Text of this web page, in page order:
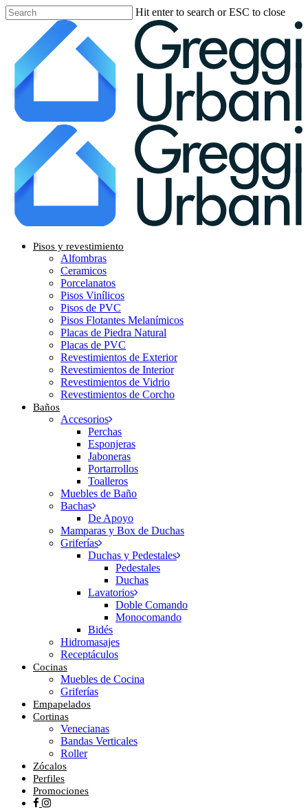
Skip
to
content
Hit enter to search or ESC to close
Menu Pisos y revestimiento
Alfombras
Ceramicos
Porcelanatos
Pisos Vinílicos
Pisos de PVC
Pisos Flotantes Melanímicos
Placas de Piedra Natural
Placas de PVC
Revestimientos de Exterior
Revestimientos de Interior
Revestimientos de Vidrio
Revestimientos de Corcho
Baños
Accesorios
Perchas
Esponjeras
Jaboneras
Portarrollos
Toalleros
Muebles de Baño
Bachas
De Apoyo
Mamparas y Box de Duchas
Griferías
Duchas y Pedestales
Pedestales
Duchas
Lavatorios
Doble Comando
Monocomando
Bidés
Hidromasajes
Receptáculos
Cocinas
Muebles de Cocina
Griferías
Empapelados
Cortinas
Venecianas
Bandas Verticales
Roller
Zócalos
Perfiles
Promociones
facebook
instagram